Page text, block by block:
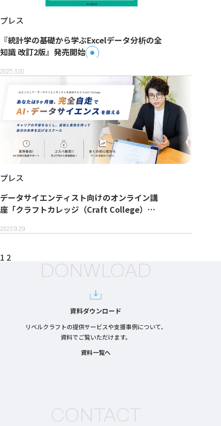
プレス
『統計学の基礎から学ぶExcelデータ分析の全
知識 改訂2版』発売開始
2025.3.20
プレス
データサイエンティスト向けのオンライン講
座「クラフトカレッジ（Craft College）」
2023.9.29
投
稿
1 2
DONWLOAD
資料ダウンロード
リベルクラフトの提供サービスや支援事例について、
資料でご覧いただけます。
資料一覧へ
CONTACT